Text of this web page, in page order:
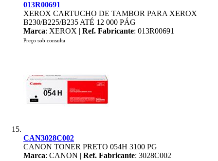
013R00691
XEROX CARTUCHO DE TAMBOR PARA XEROX
B230/B225/B235 ATÉ 12 000 PÁG
Marca: XEROX | Ref. Fabricante: 013R00691
Preço sob consulta
CAN3028C002
CANON TONER PRETO 054H 3100 PG
Marca: CANON | Ref. Fabricante: 3028C002